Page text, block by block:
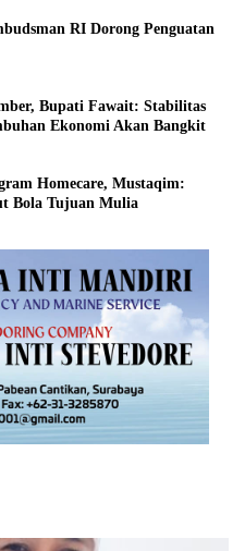
RI Dorong Penguatan
Bupati Fawait: Stabilitas
Ekonomi Akan Bangkit
Homecare, Mustaqim:
Bola Tujuan Mulia